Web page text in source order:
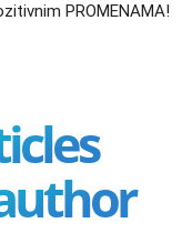
PROMENAMA!